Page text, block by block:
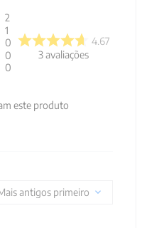
2
1
0
0
0
4.67
3avaliações
este produto
antigos primeiro